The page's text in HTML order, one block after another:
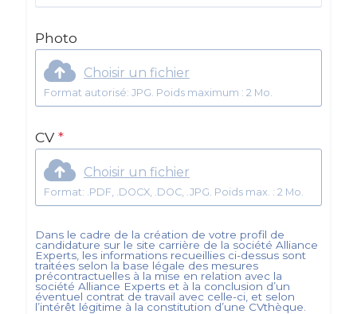
Photo
Choisir un fichier
Format autorisé: JPG. Poids maximum : 2 Mo.
CV *
Choisir un fichier
Format: .PDF, .DOCX, .DOC, .JPG. Poids max. : 2 Mo.
Dans le cadre de la création de votre profil de
candidature sur le site carrière de la société Alliance
Experts, les informations recueillies ci-dessus sont
traitées selon la base légale des mesures
précontractuelles à la mise en relation avec la
société Alliance Expertset à la conclusion d’un
éventuel contrat de travail avec celle-ci, et selon
l’intérêt légitime à la constitution d’une CVthèque.